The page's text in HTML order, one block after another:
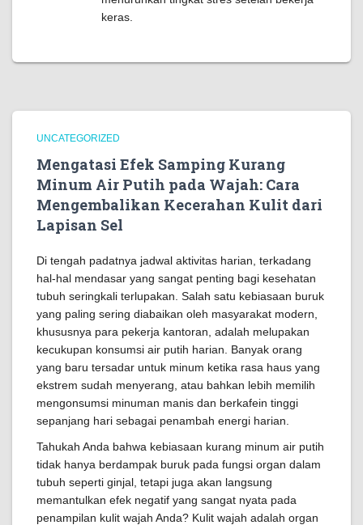
keras.
UNCATEGORIZED
Mengatasi Efek Samping Kurang
Minum Air Putih pada Wajah: Cara
Mengembalikan Kecerahan Kulit dari
Lapisan Sel
Di tengah padatnya jadwal aktivitas harian, terkadang
hal-hal mendasar yang sangat penting bagi kesehatan
tubuh seringkali terlupakan. Salah satu kebiasaan buruk
yang paling sering diabaikan oleh masyarakat modern,
khususnya para pekerja kantoran, adalah melupakan
kecukupan konsumsi air putih harian. Banyak orang
yang baru tersadar untuk minum ketika rasa haus yang
ekstrem sudah menyerang, atau bahkan lebih memilih
mengonsumsi minuman manis dan berkafein tinggi
sepanjang hari sebagai penambah energi harian.
Tahukah Anda bahwa kebiasaan kurang minum air putih
tidak hanya berdampak buruk pada fungsi organ dalam
tubuh seperti ginjal, tetapi juga akan langsung
memantulkan efek negatif yang sangat nyata pada
penampilan kulit wajah Anda? Kulit wajah adalah organ